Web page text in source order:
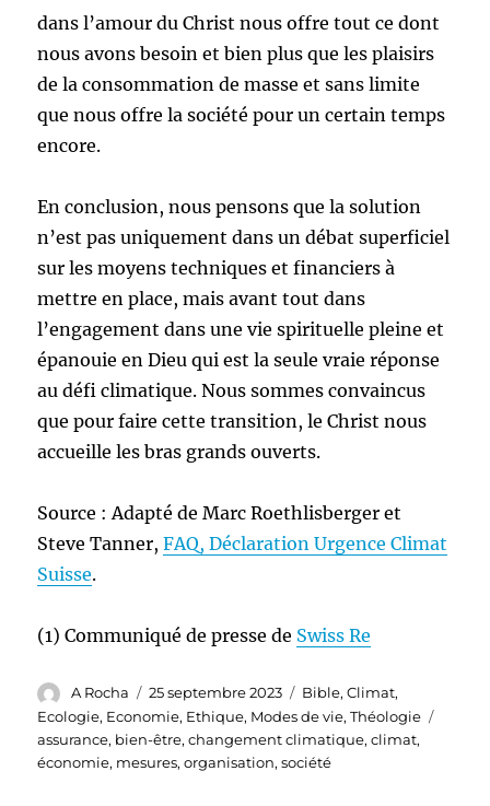
dans l’amour du Christ nous offre tout ce dont
nous avons besoin et bien plus que les plaisirs
de la consommation de masse et sans limite
que nous offre la société pour un certain temps
encore.
En conclusion, nous pensons que la solution
n’est pas uniquement dans un débat superficiel
sur les moyens techniques et financiers à
mettre en place, mais avant tout dans
l’engagement dans une vie spirituelle pleine et
épanouie en Dieu qui est la seule vraie réponse
au défi climatique. Nous sommes convaincus
que pour faire cette transition, le Christ nous
accueille les bras grands ouverts.
Source : Adapté de Marc Roethlisberger et
Steve Tanner,FAQ, Déclaration Urgence Climat
Suisse.
(1) Communiqué de presse de Swiss Re
Auteur
A Rocha
Publié
le
25 septembre 2023 Catégories
Bible,Climat,
Ecologie, Economie, Ethique, Modes de vie,Théologie
assurance, bien-être,changement climatique,climat,
économie, mesures,organisation,société